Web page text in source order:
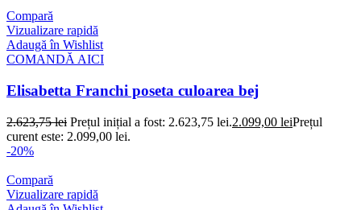
Compară
Vizualizare rapidă
Adaugă în Wishlist
COMANDĂ AICI
Elisabetta Franchi poseta culoarea bej
2.623,75lei Prețul inițial a fost: 2.623,75 lei.2.099,00 leiPrețul
curent este: 2.099,00 lei.
-20%
Compară
Vizualizare rapidă